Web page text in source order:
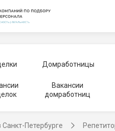
Домработницы
Вакансии
домработниц
Петербурге